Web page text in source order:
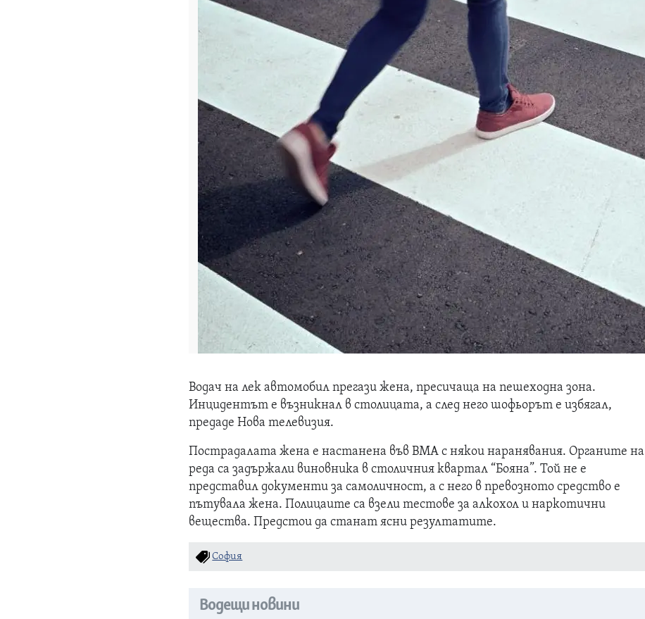
Водач на лек автомобил прегази жена, пресичаща на пешеходна зона.
Инцидентът е възникнал в столицата, а след него шофьорът е избягал,
предаде Нова телевизия.
Пострадалата жена е настанена във ВМА с някои наранявания. Органите на
реда са задържали виновника в столичния квартал “Бояна”. Той не е
представил документи за самоличност, а с него в превозното средство е
пътувала жена. Полицаите са взели тестове за алкохол и наркотични
вещества. Предстои да станат ясни резултатите.
София
Водещи новини